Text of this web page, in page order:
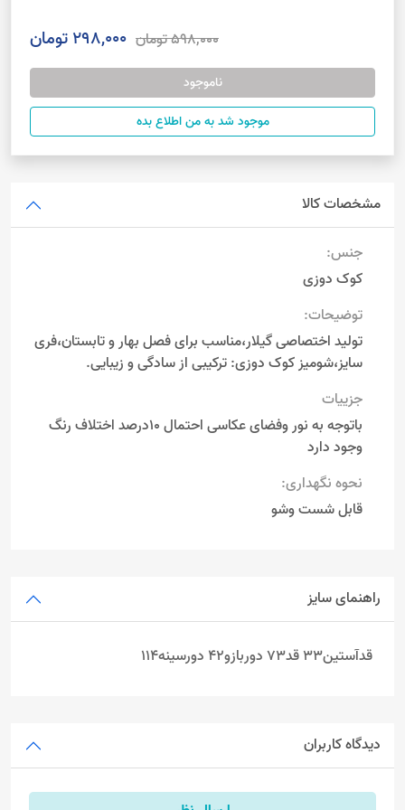
598,000 تومان 298,000 تومان
ناموجود
موجود شد به من اطلاع بده
مشخصات کالا
جنس:
کوک دوزی
توضیحات:
تولید اختصاصی گیلار،مناسب برای فصل بهار و تابستان،فری
سایز،شومیز کوک دوزی: ترکیبی از سادگی و زیبایی.
جزییات
باتوجه به نور وفضای عکاسی احتمال 10درصد اختلاف رنگ
وجود دارد
نحوه نگهداری:
قابل شست وشو
راهنمای سایز
قدآستین33 قد73 دوربازو42 دورسینه114
دیدگاه کاربران